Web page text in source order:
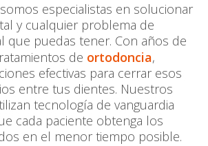
especialistas en solucionar
y cualquier problema de
que puedas tener. Con años de
de ortodoncia,
efectivas para cerrar esos
entre tus dientes. Nuestros
tecnología de vanguardia
cada paciente obtenga los
en el menor tiempo posible.